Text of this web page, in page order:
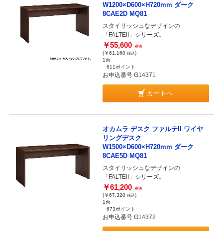
W1200×D600×H720mm ダーク
8CAE2D MQ81
スタイリッシュなデザインの
「FALTEII」シリーズ。
￥55,600 税抜
(￥61,160 税込)
1台
611ポイント
お申込番号 G14371
カートへ
オカムラ デスク ファルテII ワイヤ
リングデスク
W1500×D600×H720mm ダーク
8CAE5D MQ81
スタイリッシュなデザインの
「FALTEII」シリーズ。
￥61,200 税抜
(￥67,320 税込)
1台
673ポイント
お申込番号 G14372